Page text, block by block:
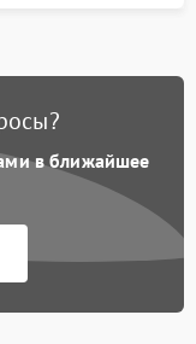
в ближайшее